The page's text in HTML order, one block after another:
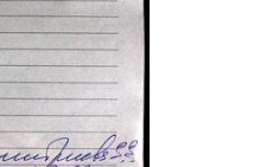
39 40 ... 67